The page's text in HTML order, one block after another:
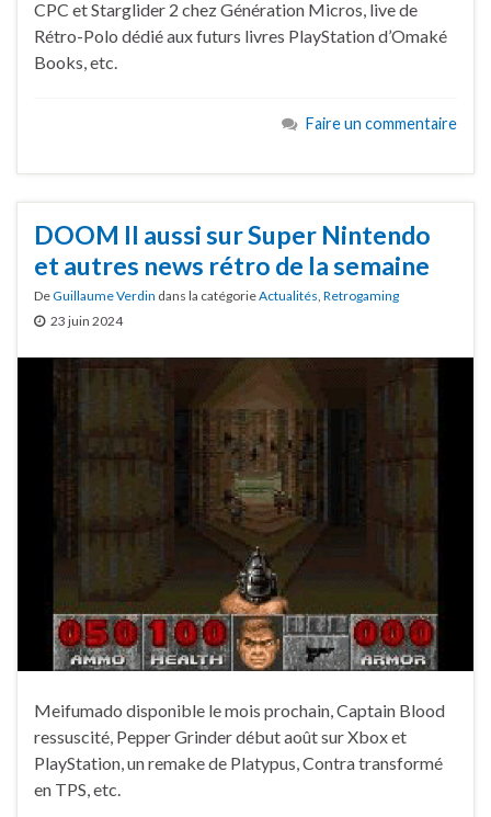
CPC et Starglider 2 chez Génération Micros, live de
Rétro-Polo dédié aux futurs livres PlayStation d’Omaké
Books, etc.
Faire un commentaire
DOOM II aussi sur Super Nintendo
et autres news rétro de la semaine
DeGuillaume Verdin dans la catégorieActualités Retrogaming
23 juin 2024
Meifumado disponible le mois prochain, Captain Blood
ressuscité, Pepper Grinder début août sur Xbox et
PlayStation, un remake de Platypus, Contra transformé
en TPS, etc.